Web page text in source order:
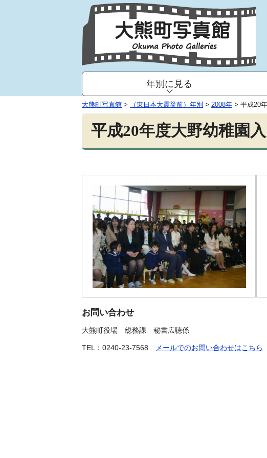
年別に見る
大熊町写真館 > （東日本大震災前）年別 > 2008年 > 平成20
平成20年度大野幼稚園
お問い合わせ
大熊町役場 総務課 秘書広聴係
TEL：0240-23-7568 メールでのお問い合わせはこちら